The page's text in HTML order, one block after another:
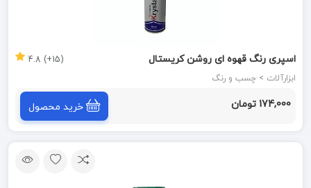
اسپری رنگ قهوه ای روشن کریستال
ابزارآلات > چسب و رنگ
(15+) 4.8
174,000 تومان خرید محصول